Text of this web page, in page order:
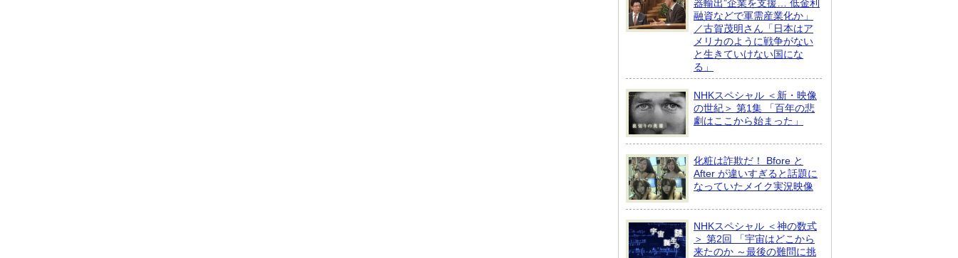
器輸出”企業を支援… 低金利
融資などで軍需産業化か」
／古賀茂明さん「日本はア
メリカのように戦争がない
と生きていけない国にな
る」
NHKスペシャル ＜新・映像
の世紀＞ 第1集 「百年の悲
劇はここから始まった」
化粧は詐欺だ！ Bfore と
After が違いすぎると話題に
なっていたメイク実況映像
NHKスペシャル ＜神の数式
＞ 第2回 「宇宙はどこから
来たのか ～最後の難問に挑